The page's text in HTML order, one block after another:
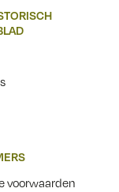
voorwaarden